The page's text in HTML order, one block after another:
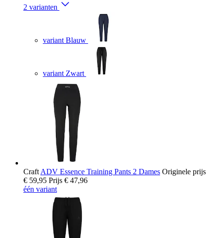
2 varianten
variant Blauw
variant Zwart
Craft ADV Essence Training Pants 2 Dames Originele prijs
€ 59,95 Prijs € 47,96
één variant